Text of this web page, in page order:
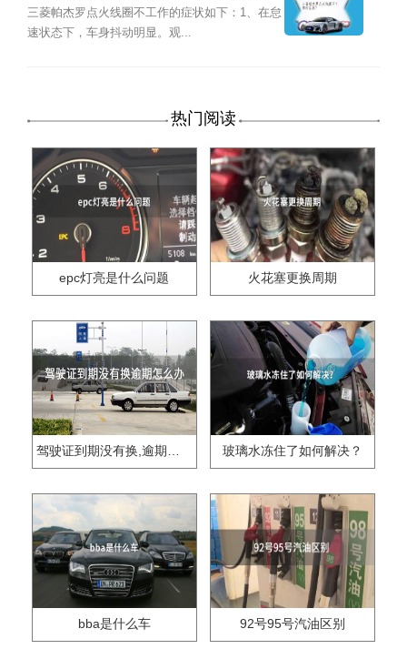
三菱帕杰罗点火线圈不工作的症状如下：1、在怠
速状态下，车身抖动明显。观...
热门阅读
epc灯亮是什么问题 火花塞更换周期
驾驶证到期没有换,逾期怎么办?? 玻璃水冻住了如何解决？
bba是什么车 92号95号汽油区别